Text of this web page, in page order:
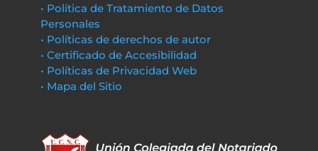
• Política de Tratamiento de Datos
Personales
• Políticas de derechos de autor
• Certificado de Accesibilidad
• Políticas de Privacidad Web
• Mapa del Sitio